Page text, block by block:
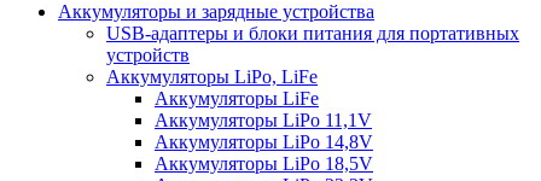
Аккумуляторы и зарядные устройства
USB-адаптеры и блоки питания для портативных
устройств
Аккумуляторы LiPo, LiFe
Аккумуляторы LiFe
Аккумуляторы LiPo 11,1V
Аккумуляторы LiPo 14,8V
Аккумуляторы LiPo 18,5V